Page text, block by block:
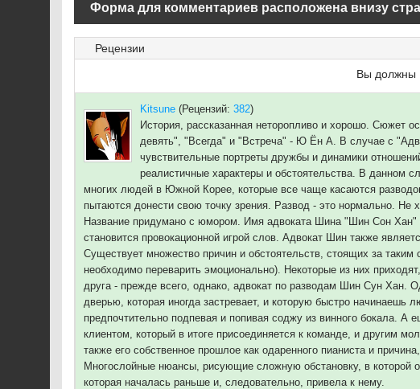
Форма для комментариев расположена внизу
Рецензии
Вы должны
Kitsune (Рецензий: 382)
История, рассказанная неторопливо и хорошо. Сюжет
девять", "Всегда" и "Встреча" - Ю Ён А. В случае с
чувствительные портреты дружбы и динамики
реалистичные характеры и обстоятельства. В данном
многих людей в Южной Корее, которые все чаще касаются
пытаются донести свою точку зрения. Развод - это нормально.
Название придумано с юмором. Имя адвоката Шина "Шин Сон Хан"
становится провокационной игрой слов. Адвокат Шин также
Существует множество причин и обстоятельств, стоящих за
необходимо переварить эмоционально). Некоторые из них
друга - прежде всего, однако, адвокат по разводам Шин Сун Хан.
дверью, которая иногда застревает, и которую быстро начинаешь
предпочтительно подпевая и попивая соджу из винного бокала.
клиентом, который в итоге присоединяется к команде, и другим
также его собственное прошлое как одаренного пианиста и
Многослойные нюансы, рисующие сложную обстановку, в которой
которая началась раньше и, следовательно, привела к нему.